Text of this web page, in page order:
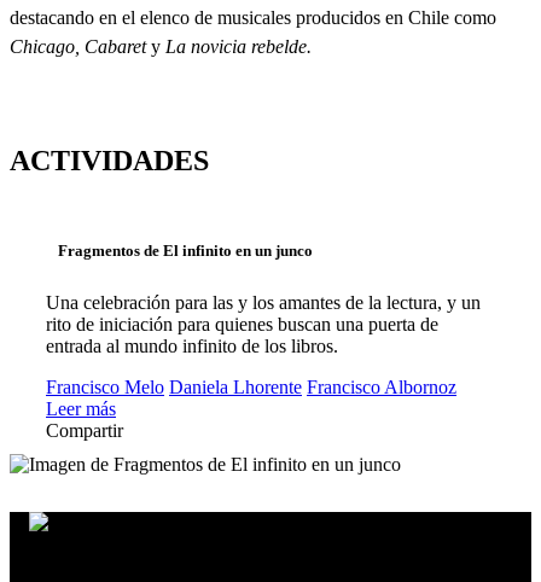
destacando en el elenco de musicales producidos en Chile como
Chicago, Cabarety La novicia rebelde.
ACTIVIDADES
Fragmentos de El infinito en un junco
Una celebración para las y los amantes de la lectura, y un
rito de iniciación para quienes buscan una puerta de
entrada al mundo infinito de los libros.
Francisco Melo Daniela Lhorente Francisco Albornoz
Leer más
Compartir